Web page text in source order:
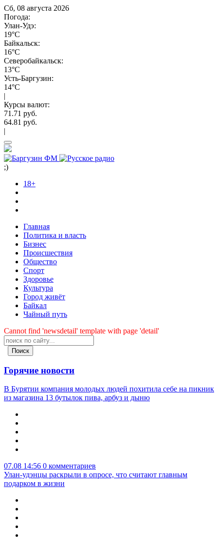
Сб, 08 августа 2026
Погода:
Улан-Удэ:
19°C
Байкальск:
16°C
Северобайкальск:
13°C
Усть-Баргузин:
14°C
|
Курсы валют:
71.71 руб.
64.81 руб.
|
;)
18+
Главная
Политика и власть
Бизнес
Происшествия
Общество
Cпорт
Здоровье
Культура
Город живёт
Байкал
Чайный путь
Cannot find 'newsdetail' template with page 'detail'
Поиск
Горячие новости
В Бурятии компания молодых людей похитила себе на пикник
из магазина 13 бутылок пива, арбуз и дыню
07.08 14:56 0 комментариев
Улан-удэнцы раскрыли в опросе, что считают главным
подарком в жизни